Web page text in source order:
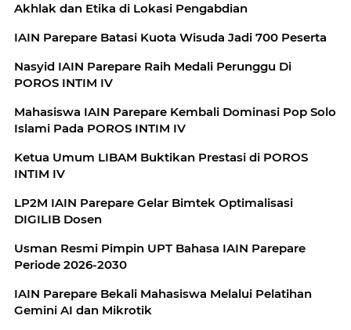
Akhlak dan Etika di Lokasi Pengabdian
IAIN Parepare Batasi Kuota Wisuda Jadi 700 Peserta
Nasyid IAIN Parepare Raih Medali Perunggu Di
POROS INTIM IV
Mahasiswa IAIN Parepare Kembali Dominasi Pop Solo
Islami Pada POROS INTIM IV
Ketua Umum LIBAM Buktikan Prestasi di POROS
INTIM IV
LP2M IAIN Parepare Gelar Bimtek Optimalisasi
DIGILIB Dosen
Usman Resmi Pimpin UPT Bahasa IAIN Parepare
Periode 2026-2030
IAIN Parepare Bekali Mahasiswa Melalui Pelatihan
Gemini AI dan Mikrotik